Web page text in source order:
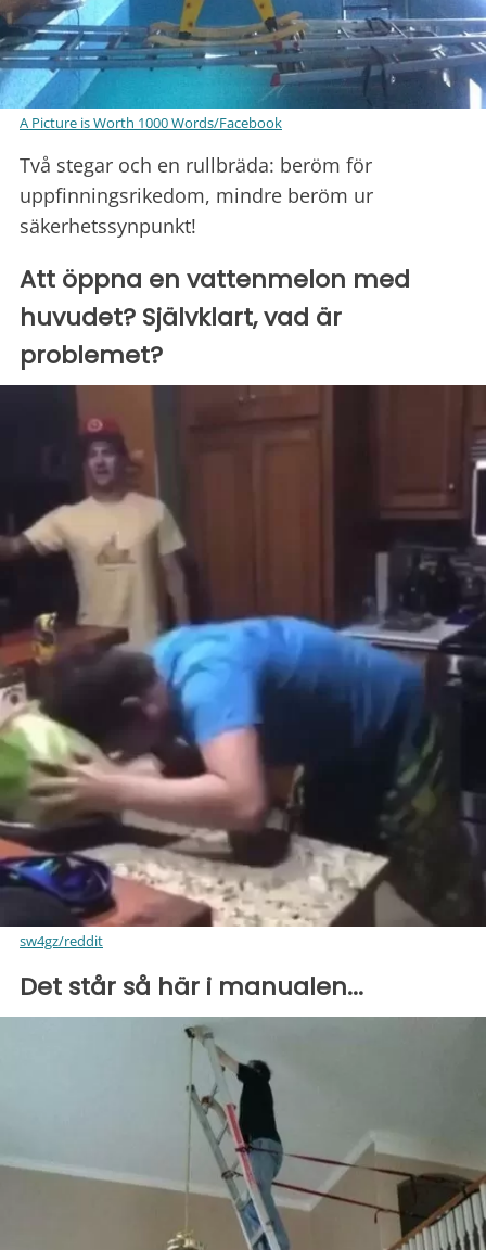
A Picture is Worth 1000 Words/Facebook
Två stegar och en rullbräda: beröm för
uppfinningsrikedom, mindre beröm ur
säkerhetssynpunkt!
Att öppna en vattenmelon med
huvudet? Självklart, vad är
problemet?
sw4gz/reddit
Det står så här i manualen...